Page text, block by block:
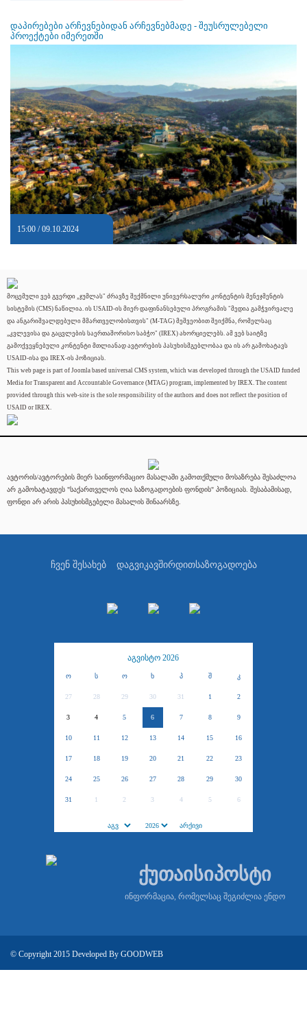
დაპირებები არჩევნებიდან არჩევნებმადე - შეუსრულებელი
პროექტები იმერეთში
15:00 / 09.10.2024
მოცემული ვებ გვერდი „ჯუმლას" ძრავზე შექმნილი უნივერსალური კონტენტის მენეჯმენტის
სისტემის (CMS) ნაწილია. ის USAID-ის მიერ დაფინანსებული პროგრამის "მედია გამჭვირვალე
და ანგარიშვალდებული მმართველობისთვის" (M-TAG) მეშვეობით შეიქმნა, რომელსაც
„კვლევისა და გაცვლების საერთაშორისო საბჭო" (IREX) ახორციელებს. ამ ვებ საიტზე
გამოქვეყნებული კონტენტი მთლიანად ავტორების პასუხისმგებლობაა და ის არ გამოხატავს
USAID-ისა და IREX-ის პოზიციას.
This web page is part of Joomla based universal CMS system, which was developed through the USAID funded
Media for Transparent and Accountable Governance (MTAG) program, implemented by IREX. The content
provided through this web-site is the sole responsibility of the authors and does not reflect the position of
USAID or IREX.
ავტორის/ავტორების მიერ საინფორმაციო მასალაში გამოთქმული მოსაზრება შესაძლოა
არ გამოხატავდეს "საქართველოს ღია საზოგადოების ფონდის" პოზიციას. შესაბამისად,
ფონდი არ არის პასუხისმგებელი მასალის შინაარსზე.
ჩვენ შესახებ დაგვიკავშირდითსაზოგადოება
აგვისტო 2026
ო ს ო ხ პ შ კ
27 28 29 30 31 1 2
3 4 5 6 7 8 9
10 11 12 13 14 15 16
17 18 19 20 21 22 23
24 25 26 27 28 29 30
31 1 2 3 4 5 6
ქუთაისიპოსტი
ინფორმაცია, რომელსაც შეგიძლია ენდო
© Copyright 2015 Developed By GOODWEB